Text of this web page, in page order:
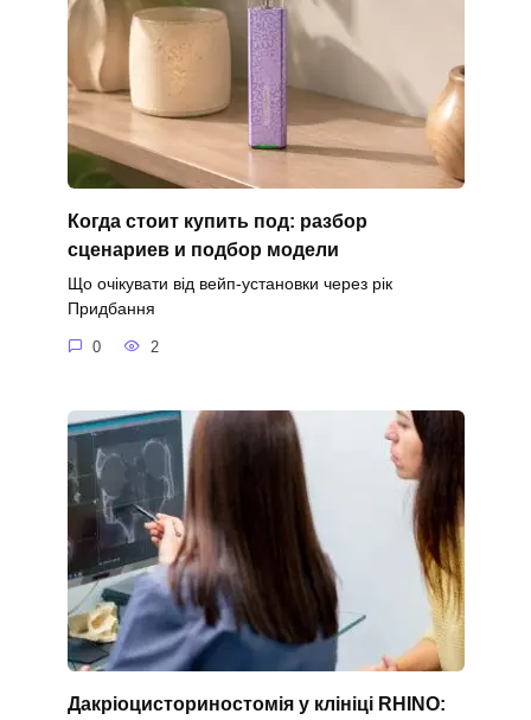
Когда стоит купить под: разбор
сценариев и подбор модели
Що очікувати від вейп-установки через рік
Придбання
0 2
Дакріоцисториностомія у клініці RHINO: